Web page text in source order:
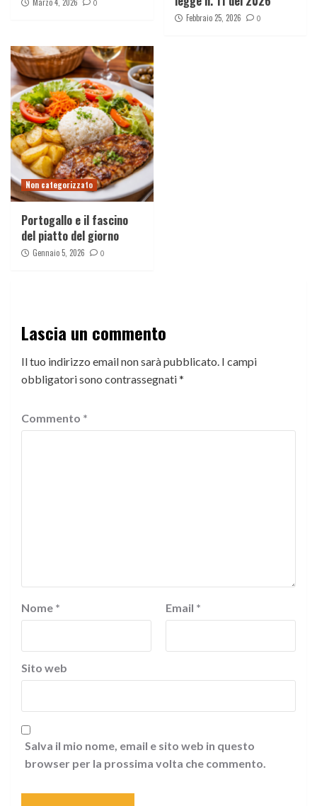
0
Febbraio 25, 2026 0
Non categorizzato
Portogallo e il fascino
del piatto del giorno
Gennaio 5, 2026 0
Lascia un commento
Il tuo indirizzo email non sarà pubblicato. I campi
obbligatori sono contrassegnati*
Commento *
Nome * Email *
Sito web
Salva il mio nome, email e sito web in questo
browser per la prossima volta che commento.